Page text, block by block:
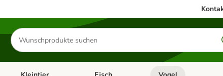
Produkte
suchen